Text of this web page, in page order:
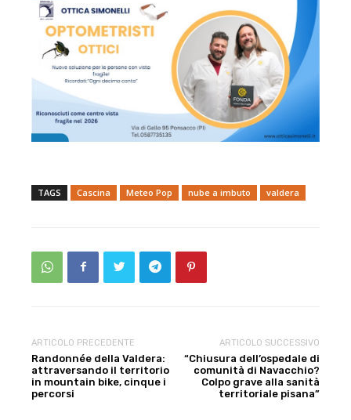
TAGS Cascina Meteo Pop nube a imbuto valdera
ARTICOLO PRECEDENTE
Randonnée della Valdera:
attraversando il territorio
in mountain bike, cinque i
percorsi
ARTICOLO SUCCESSIVO
“Chiusura dell’ospedale di
comunità di Navacchio?
Colpo grave alla sanità
territoriale pisana”